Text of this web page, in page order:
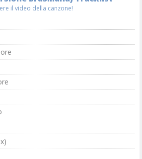
il video della canzone!